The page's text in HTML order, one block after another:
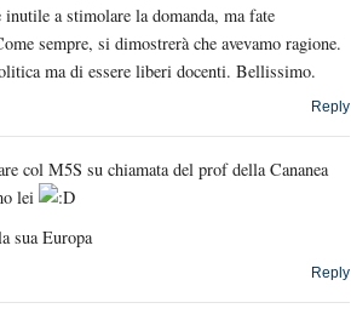
inutile a stimolare la domanda, ma fate
sempre, si dimostrerà che avevamo ragione.
ma di essere liberi docenti. Bellissimo.
Reply
col M5S su chiamata del prof della Cananea
lei
sua Europa
Reply